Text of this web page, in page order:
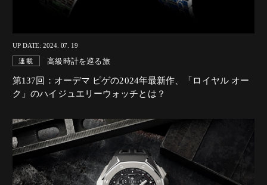
UP DATE: 2024. 07. 19
連載 高級時計を巡る旅
第137回：オーデマ ピゲの2024年最新作、「ロイヤル オー
ク」のハイジュエリーウォッチとは？